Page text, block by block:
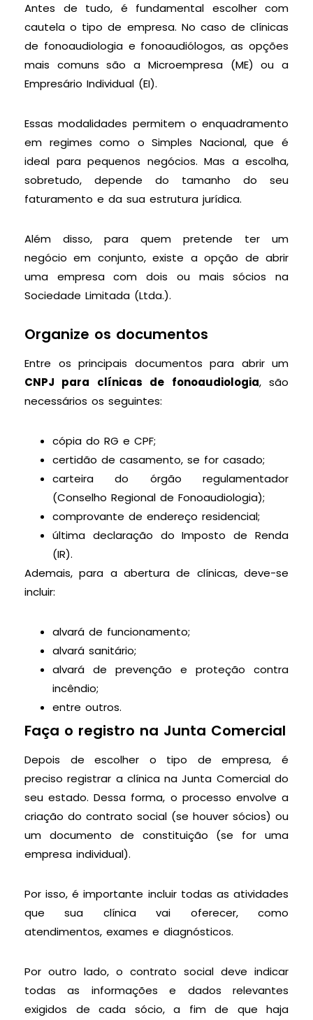
Antes de tudo, é fundamental escolher com
cautela o tipo de empresa. No caso de clínicas
de fonoaudiologia e fonoaudiólogos, as opções
mais comuns são a Microempresa (ME) ou a
Empresário Individual (EI).
Essas modalidades permitem o enquadramento
em regimes como o Simples Nacional, que é
ideal para pequenos negócios. Mas a escolha,
sobretudo, depende do tamanho do seu
faturamento e da sua estrutura jurídica.
Além disso, para quem pretende ter um
negócio em conjunto, existe a opção de abrir
uma empresa com dois ou mais sócios na
Sociedade Limitada (Ltda.).
Organize os documentos
Entre os principais documentos para abrir um
CNPJ para clínicas de fonoaudiologia, são
necessários os seguintes:
cópia do RG e CPF;
certidão de casamento, se for casado;
carteira do órgão regulamentador
(Conselho Regional de Fonoaudiologia);
comprovante de endereço residencial;
última declaração do Imposto de Renda
(IR).
Ademais, para a abertura de clínicas, deve-se
incluir:
alvará de funcionamento;
alvará sanitário;
alvará de prevenção e proteção contra
incêndio;
entre outros.
Faça o registro na Junta Comercial
Depois de escolher o tipo de empresa, é
preciso registrar a clínica na Junta Comercial do
seu estado. Dessa forma, o processo envolve a
criação do contrato social (se houver sócios) ou
um documento de constituição (se for uma
empresa individual).
Por isso, é importante incluir todas as atividades
que sua clínica vai oferecer, como
atendimentos, exames e diagnósticos.
Por outro lado, o contrato social deve indicar
todas as informações e dados relevantes
exigidos de cada sócio, a fim de que haja